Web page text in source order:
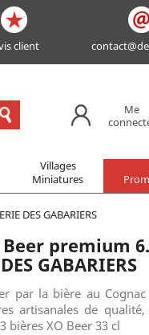
client
Me
Villages
Miniatures
DES GABARIERS
premium
GABARIERS
par la bière au
artisanales de
bières XO Beer 33 cl